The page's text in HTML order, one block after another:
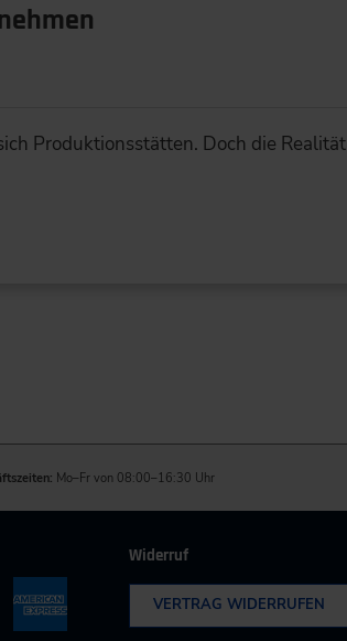
Produktionsstätten. Doch die Realität
Mo–Fr von 08:00–16:30 Uhr
Widerruf
VERTRAG WIDERRUFEN